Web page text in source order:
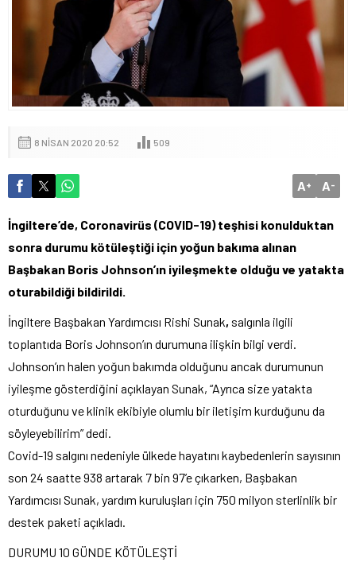
8 NISAN 2020 20:52 509
A+ A-
İngiltere’de, Coronavirüs (COVID-19) teşhisi konulduktan
sonra durumu kötüleştiği için yoğun bakıma alınan
Başbakan Boris Johnson’ın iyileşmekte olduğu ve yatakta
oturabildiği bildirildi.
İngiltere Başbakan Yardımcısı Rishi Sunak, salgınla ilgili
toplantıda Boris Johnson’ın durumuna ilişkin bilgi verdi.
Johnson’ın halen yoğun bakımda olduğunu ancak durumunun
iyileşme gösterdiğini açıklayan Sunak, “Ayrıca size yatakta
oturduğunu ve klinik ekibiyle olumlu bir iletişim kurduğunu da
söyleyebilirim” dedi.
Covid-19 salgını nedeniyle ülkede hayatını kaybedenlerin sayısının
son 24 saatte 938 artarak 7 bin 97’e çıkarken, Başbakan
Yardımcısı Sunak, yardım kuruluşları için 750 milyon sterlinlik bir
destek paketi açıkladı.
DURUMU 10 GÜNDE KÖTÜLEŞTİ